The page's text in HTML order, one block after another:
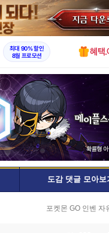
최대 90% 할인
8월 프로모션
혜택.
도감 댓글 모아보
포켓몬 GO 인벤 자